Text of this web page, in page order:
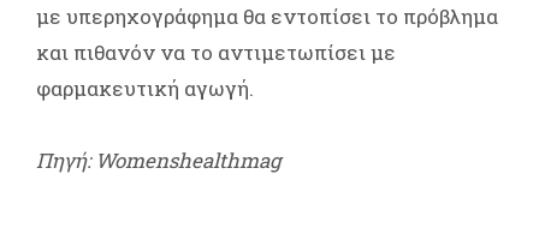
με υπερηχογράφημα θα εντοπίσει το πρόβλημα
και πιθανόν να το αντιμετωπίσει με
φαρμακευτική αγωγή.
Πηγή: Womenshealthmag